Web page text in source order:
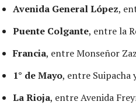
Avenida General López,
Puente Colgante, entre la
Francia, entre Monseñor
1° de Mayo, entre Suipacha
La Rioja, entre Avenida